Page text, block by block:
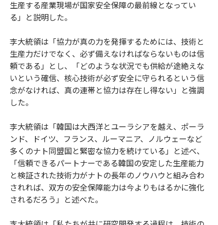
生産する産業現場が国家安全保障の最前線となってい
る」と説明した。
李大統領は「協力が真の力を発揮するためには、技術と
生産力だけでなく、必ず備えなければならないものは信
頼である」とし、「どのような状況でも供給が途絶えな
いという確信、核心技術が必ず安全に守られるという信
念がなければ、真の連帯と協力は存在し得ない」と強調
した。
李大統領は「韓国は大西洋とユーラシアを越え、ポーラ
ンド、ドイツ、フランス、ルーマニア、ノルウェーなど
多くのナト同盟国と緊密な協力を続けている」と述べ、
「信頼できるパートナーである韓国の安定した生産能力
と検証された技術力がナトの長年のノウハウと組み合わ
されれば、双方の安全保障能力は今よりもはるかに強化
されるだろう」と述べた。